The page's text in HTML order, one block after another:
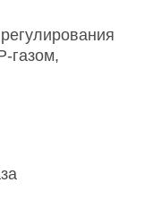
газом,